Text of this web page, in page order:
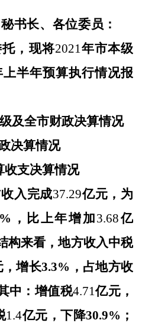
书长、各位委员 ：
，现将2021年市本级
上半年预算执行情况报
及全市财政决算情况
决算情况
收支决算情况
入完成37.29亿元 ，为
，比上年增加3.68亿
构来看，地方收入中税
，增长3.3%，占地方收
中：增值税4.71亿元，
1.4亿元，下降30.9%；